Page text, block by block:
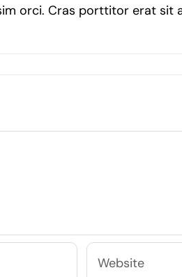
orci. Cras porttitor erat